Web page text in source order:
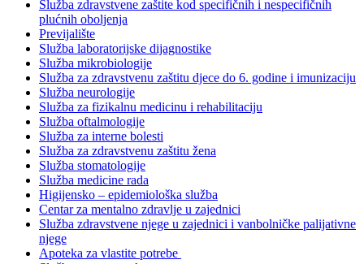
Služba zdravstvene zaštite kod specifičnih i nespecifičnih
plućnih oboljenja
Previjalište
Služba laboratorijske dijagnostike
Služba mikrobiologije
Služba za zdravstvenu zaštitu djece do 6. godine i imunizaciju
Služba neurologije
Služba za fizikalnu medicinu i rehabilitaciju
Služba oftalmologije
Služba za interne bolesti
Služba za zdravstvenu zaštitu žena
Služba stomatologije
Služba medicine rada
Higijensko – epidemiološka služba
Centar za mentalno zdravlje u zajednici
Služba zdravstvene njege u zajednici i vanbolničke palijativne
njege
Apoteka za vlastite potrebe